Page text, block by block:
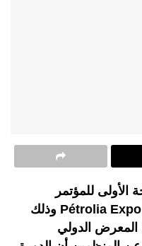
الأولى للمؤتمر
والمعرض الدولي للبترول والغاز Pétrolia Expo وذلك
2020، بفضاء المعرض الدولي